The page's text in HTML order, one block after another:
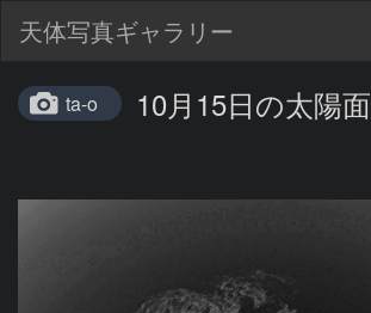
天体写真ギャラリー
ta-o 10月15日の太陽面